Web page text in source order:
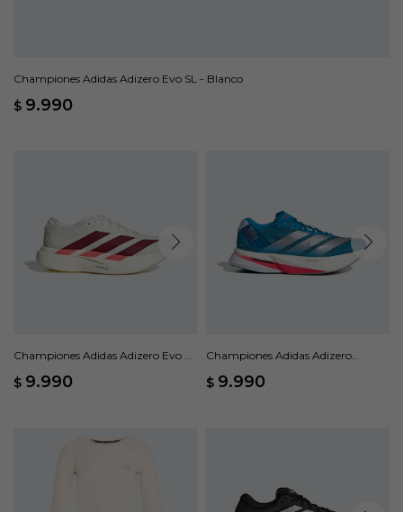
Championes Adidas Adizero Evo SL - Blanco
$ 9.990
Championes Adidas Adizero Evo SL
$ 9.990
Championes Adidas Adizero
$ 9.990